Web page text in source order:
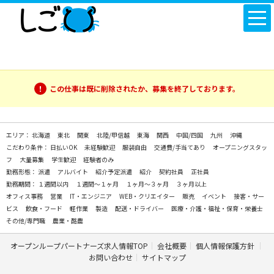
この仕事は既に削除されたか、募集を終了しております。
エリア： 北海道 東北 関東 北陸/甲信越 東海 関西 中国/四国 九州
沖縄
こだわり条件： 日払いOK 未経験歓迎 服装自由 交通費/手当てあり
オープニングスタッ
フ
大量募集 学生歓迎
経験者のみ
勤務形態： 派遣 アルバイト 紹介予定派遣 紹介 契約社員
正社員
勤務期間： １週間以内 １週間～１ヶ月 １ヶ月～３ヶ月
３ヶ月以上
オフィス事務
営業 IT・エンジニア WEB・クリエイター 販売 イベント
接客・サー
ビス
飲食・フード 軽作業 製造 配送・ドライバー
医療・介護・福祉・保育・栄養士
その他/専門職
農業・酪農
オープンループパートナーズ求人情報TOP 会社概要
個人情報保護方針
お問い合わせ
サイトマップ